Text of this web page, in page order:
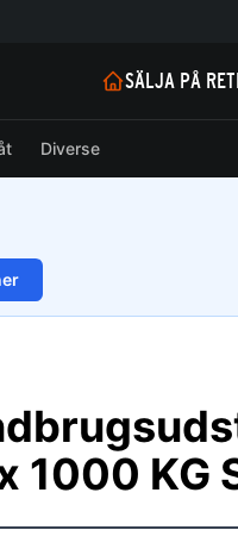
SÄLJA PÅ
Diverse
1000 KG